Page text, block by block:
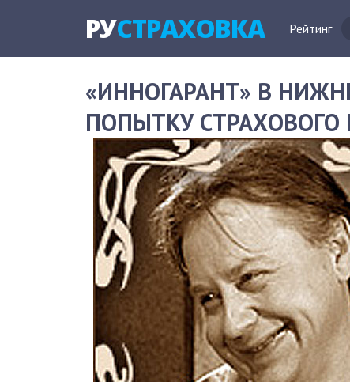
РУСТРАХОВКА Рейтинг
«ИННОГАРАНТ» В
ПОПЫТКУ